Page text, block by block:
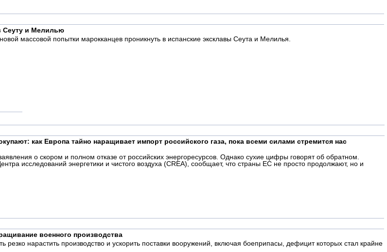
Сеуту и Мелилью
массовой попытки марокканцев проникнуть в испанские эксклавы Сеута и Мелилья.
как Европа тайно наращивает импорт российского газа, пока всеми силами стремится нас
о скором и полном отказе от российских энергоресурсов. Однако сухие цифры говорят об обратном.
исследований энергетики и чистого воздуха (CREA), сообщает, что страны ЕС не просто продолжают, но и
военного производства
нарастить производство и ускорить поставки вооружений, включая боеприпасы, дефицит которых стал крайне